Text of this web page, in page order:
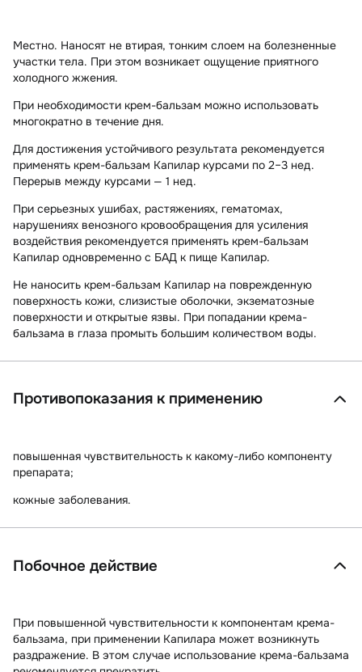
Местно. Наносят не втирая, тонким слоем на болезненные
участки тела. При этом возникает ощущение приятного
холодного жжения.
При необходимости крем-бальзам можно использовать
многократно в течение дня.
Для достижения устойчивого результата рекомендуется
применять крем-бальзам Капилар курсами по 2–3 нед.
Перерыв между курсами — 1 нед.
При серьезных ушибах, растяжениях, гематомах,
нарушениях венозного кровообращения для усиления
воздействия рекомендуется применять крем-бальзам
Капилар одновременно с БАД к пище Капилар.
Не наносить крем-бальзам Капилар на поврежденную
поверхность кожи, слизистые оболочки, экзематозные
поверхности и открытые язвы. При попадании крема-
бальзама в глаза промыть большим количеством воды.
Противопоказания к применению
повышенная чувствительность к какому-либо компоненту
препарата;
кожные заболевания.
Побочное действие
При повышенной чувствительности к компонентам крема-
бальзама, при применении Капилара может возникнуть
раздражение. В этом случае использование крема-бальзама